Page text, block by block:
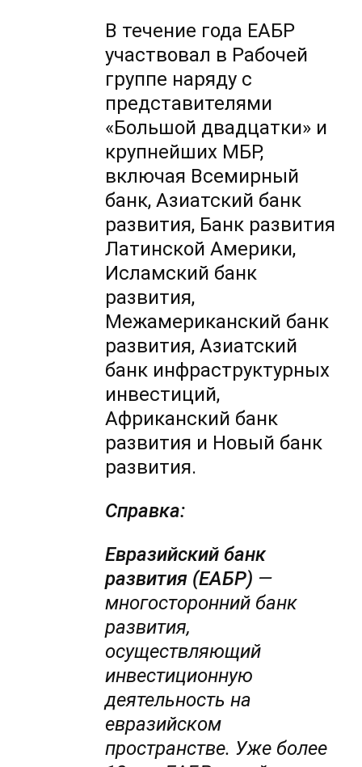
В течение года ЕАБР
участвовал в Рабочей
группе наряду с
представителями
«Большой двадцатки» и
крупнейших МБР,
включая Всемирный
банк, Азиатский банк
развития, Банк развития
Латинской Америки,
Исламский банк
развития,
Межамериканский банк
развития, Азиатский
банк инфраструктурных
инвестиций,
Африканский банк
развития и Новый банк
развития.
Справка:
Евразийский банк
развития (ЕАБР) —
многосторонний банк
развития,
осуществляющий
инвестиционную
деятельность на
евразийском
пространстве. Уже более